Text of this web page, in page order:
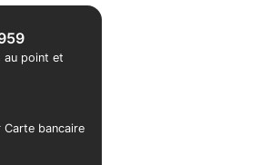
au point et
Carte bancaire